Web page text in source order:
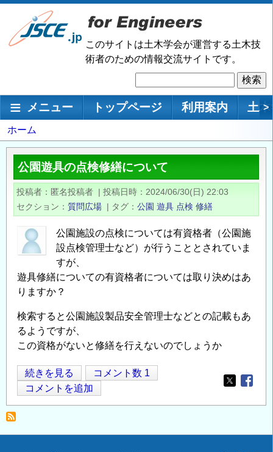
メ
ン
移
このサイトは土木学会が運営する土木技
術者のための情報交流サイトです。
索
メインナビゲーション
メニュー トップページ 利用案内 土 >
パ
ン
く
ず
ホーム
公園遊具の点検修繕について
投稿者 匿名投稿者 | 投稿日時
2024/06/30(日) 22:03
セクション
質問広場 | タグ 公園 遊具 点検 修繕
公園施設の点検については有資格者（公園施
設点検管理士など）が行うこととされていま
すが、
遊具修繕についての有資格者については取り決めはあ
りますか？
検索すると公園施設製品安全管理士などとの記載もあ
るようですが、
この資格がないと修繕を行えないのでしょうか
公
園
遊
の
続きを見る
コメント数 1
コメントを追加
Opens in